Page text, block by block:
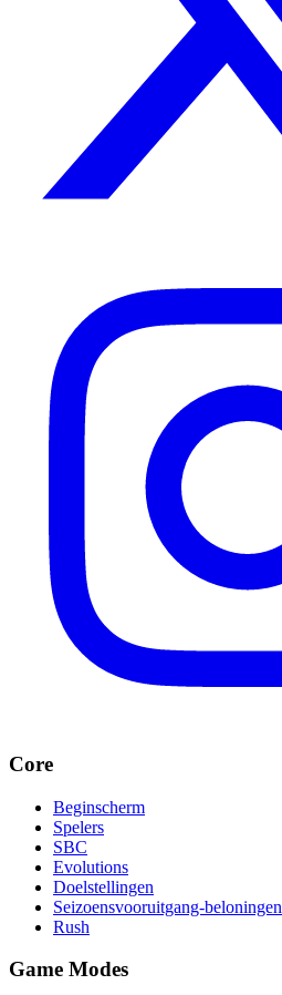
Core
Beginscherm
Spelers
SBC
Evolutions
Doelstellingen
Seizoensvooruitgang-beloningen
Rush
Game Modes